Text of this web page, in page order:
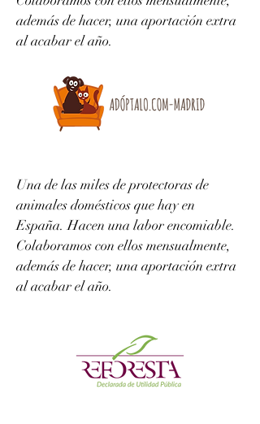
además de hacer, una aportación extra
al acabar el año.
Una de las miles de protectoras de
animales domésticos que hay en
España. Hacen una labor encomiable.
Colaboramos con ellos mensualmente,
además de hacer, una aportación extra
al acabar el año.